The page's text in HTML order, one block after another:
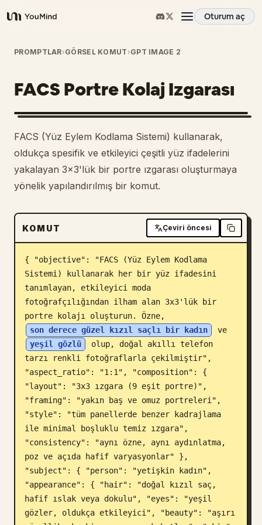
YouMind
Oturum aç
Genel Bakış
Kullanım Senaryoları
İstemler
İndir
Blog
Güncellemeler
PROMPTLAR›GÖRSEL KOMUT ›GPT IMAGE 2
FACS Portre Kolaj Izgarası
FACS (Yüz Eylem Kodlama Sistemi) kullanarak,
oldukça spesifik ve etkileyici çeşitli yüz ifadelerini
yakalayan 3x3'lük bir portre ızgarası oluşturmaya
yönelik yapılandırılmış bir komut.
KOMUT Çeviri öncesi
{ "objective": "FACS (Yüz Eylem Kodlama
Sistemi) kullanarak her bir yüz ifadesini
tanımlayan, etkileyici moda
fotoğrafçılığından ilham alan 3x3'lük bir
portre kolajı oluşturun. Özne,
son derece güzel kızıl saçlı bir kadın
ve
yeşil gözlü
olup, doğal akıllı telefon
tarzı renkli fotoğraflarla çekilmiştir",
"aspect_ratio": "1:1", "composition": {
"layout": "3x3 ızgara (9 eşit portre)",
"framing": "yakın baş ve omuz portreleri",
"style": "tüm panellerde benzer kadrajlama
ile minimal boşluklu temiz ızgara",
"consistency": "aynı özne, aynı aydınlatma,
poz ve açıda hafif varyasyonlar" },
"subject": { "person": "yetişkin kadın",
"appearance": { "hair": "doğal kızıl saç,
hafif ıslak veya dokulu", "eyes": "yeşil
gözler, oldukça etkileyici", "beauty": "aşırı